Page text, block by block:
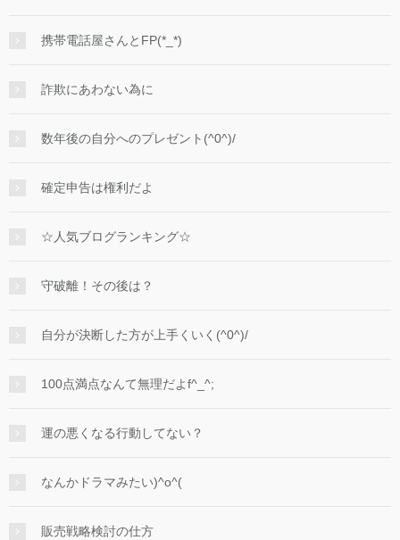
携帯電話屋さんとFP(*_*)
詐欺にあわない為に
数年後の自分へのプレゼント(^0^)/
確定申告は権利だよ
☆人気ブログランキング☆
守破離！その後は？
自分が決断した方が上手くいく(^0^)/
100点満点なんて無理だよf^_^;
運の悪くなる行動してない？
なんかドラマみたい)^o^(
販売戦略検討の仕方